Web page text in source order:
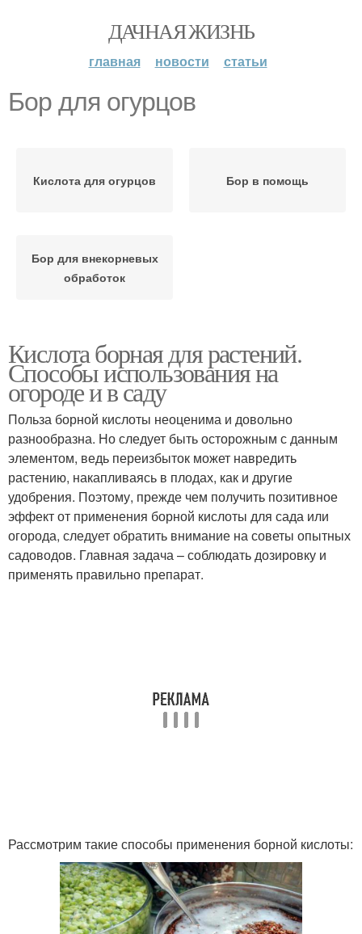
ДАЧНАЯ ЖИЗНЬ
главная новости статьи
Бор для огурцов
Кислота для огурцов Бор в помощь
Бор для внекорневых
обработок
Кислота борная для растений.
Способы использования на
огороде и в саду
Польза борной кислоты неоценима и довольно
разнообразна. Но следует быть осторожным с данным
элементом, ведь переизбыток может навредить
растению, накапливаясь в плодах, как и другие
удобрения. Поэтому, прежде чем получить позитивное
эффект от применения борной кислоты для сада или
огорода, следует обратить внимание на советы опытных
садоводов. Главная задача – соблюдать дозировку и
применять правильно препарат.
Рассмотрим такие способы применения борной кислоты: